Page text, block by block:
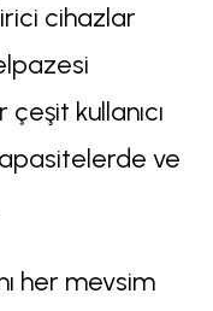
cihazlar
kullanıcı
ve
her mevsim